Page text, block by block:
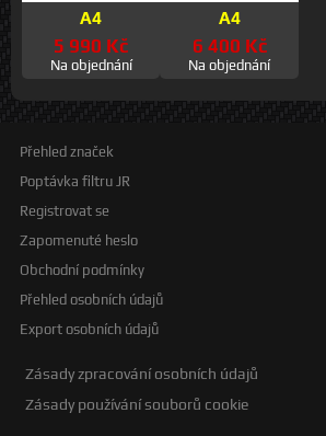
A4
5 990 Kč
Na objednání
A4
6 400 Kč
Na objednání
Přehled značek
Poptávka filtru JR
Registrovat se
Zapomenuté heslo
Obchodní podmínky
Přehled osobních údajů
Export osobních údajů
Zásady zpracování osobních údajů
Zásady používání souborů cookie